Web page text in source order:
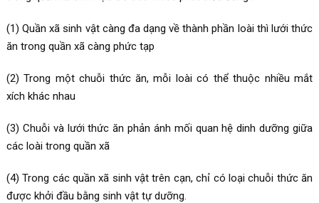
(1) Quần xã sinh vật càng đa dạng về thành phần loài thì lưới thức
ăn trong quần xã càng phức tạp
(2) Trong một chuỗi thức ăn, mỗi loài có thể thuộc nhiều mắt
xích khác nhau
(3) Chuỗi và lưới thức ăn phản ánh mối quan hệ dinh dưỡng giữa
các loài trong quần xã
(4) Trong các quần xã sinh vật trên cạn, chỉ có loại chuỗi thức ăn
được khởi đầu bằng sinh vật tự dưỡng.